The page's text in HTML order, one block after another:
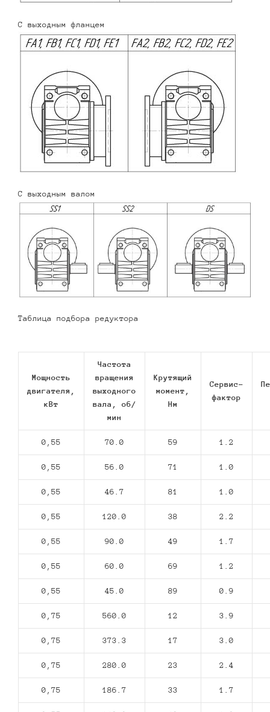
С выходным фланцем
С выходным валом
Таблица подбора редуктора
Мощность
двигателя,
кВт
Частота
вращения
выходного
вала, об/
мин
Крутящий
момент,
Нм
Сервис-
фактор
0,55 70.0 59 1.2
0,55 56.0 71 1.0
0,55 46.7 81 1.0
0,55 120.0 38 2.2
0,55 90.0 49 1.7
0,55 60.0 69 1.2
0,55 45.0 89 0.9
0,75 560.0 12 3.9
0,75 373.3 17 3.0
0,75 280.0 23 2.4
0,75 186.7 33 1.7